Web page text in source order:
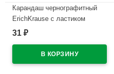
Карандаш чернографитный
ErichKrause с ластиком
Кубомир (Mine Block) HB
пластик арт.65314 (Ст.42)
31 ₽